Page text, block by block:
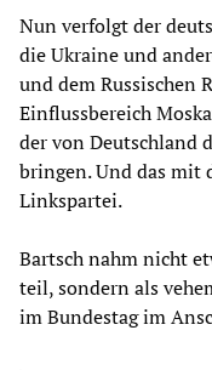
Nun verfolgt der
die Ukraine und
und dem Russischen
Einflussbereich
der von Deutschland
bringen. Und das mit
Linkspartei.
Bartsch nahm nicht
teil, sondern als
im Bundestag im